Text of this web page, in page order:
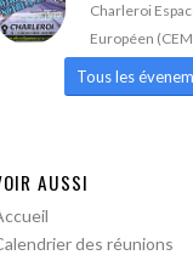
Charleroi
Européen
Tous les
AUSSI
des réunions